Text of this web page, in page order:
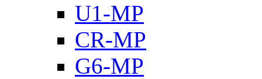
U1-MP
CR-MP
G6-MP